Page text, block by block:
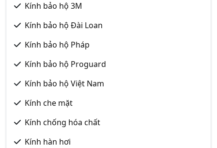
Kính bảo hộ 3M
Kính bảo hộ Đài Loan
Kính bảo hộ Pháp
Kính bảo hộ Proguard
Kính bảo hộ Việt Nam
Kính che mặt
Kính chống hóa chất
Kính hàn hơi